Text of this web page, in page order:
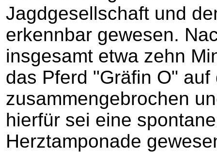
Jagdgesellschaft und
erkennbar gewesen.
insgesamt etwa zehn
das Pferd "Gräfin O" auf
zusammengebrochen
hierfür sei eine
Herztamponade